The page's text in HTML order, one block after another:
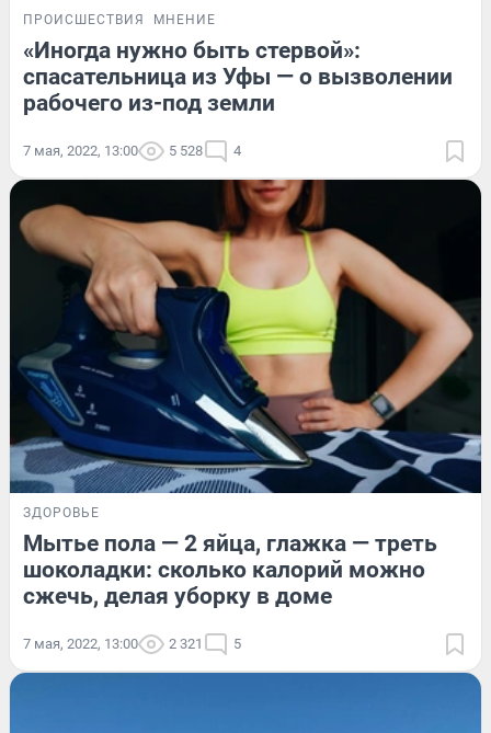
ПРОИСШЕСТВИЯ МНЕНИЕ
«Иногда нужно быть стервой»:
спасательница из Уфы — о вызволении
рабочего из-под земли
7 мая, 2022, 13:00 5 528 4
ЗДОРОВЬЕ
Мытье пола — 2 яйца, глажка — треть
шоколадки: сколько калорий можно
сжечь, делая уборку в доме
7 мая, 2022, 13:00 2 321 5